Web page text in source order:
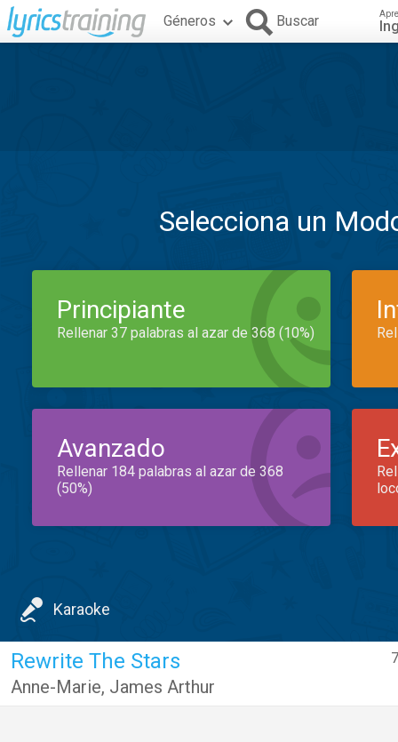
Géneros Buscar
Selecciona un
Principiante
Rellenar 37 palabras al azar de 368 (10%)
Avanzado
Rellenar 184 palabras al azar de 368
(50%)
Karaoke
Rewrite The Stars
Anne-Marie, James Arthur